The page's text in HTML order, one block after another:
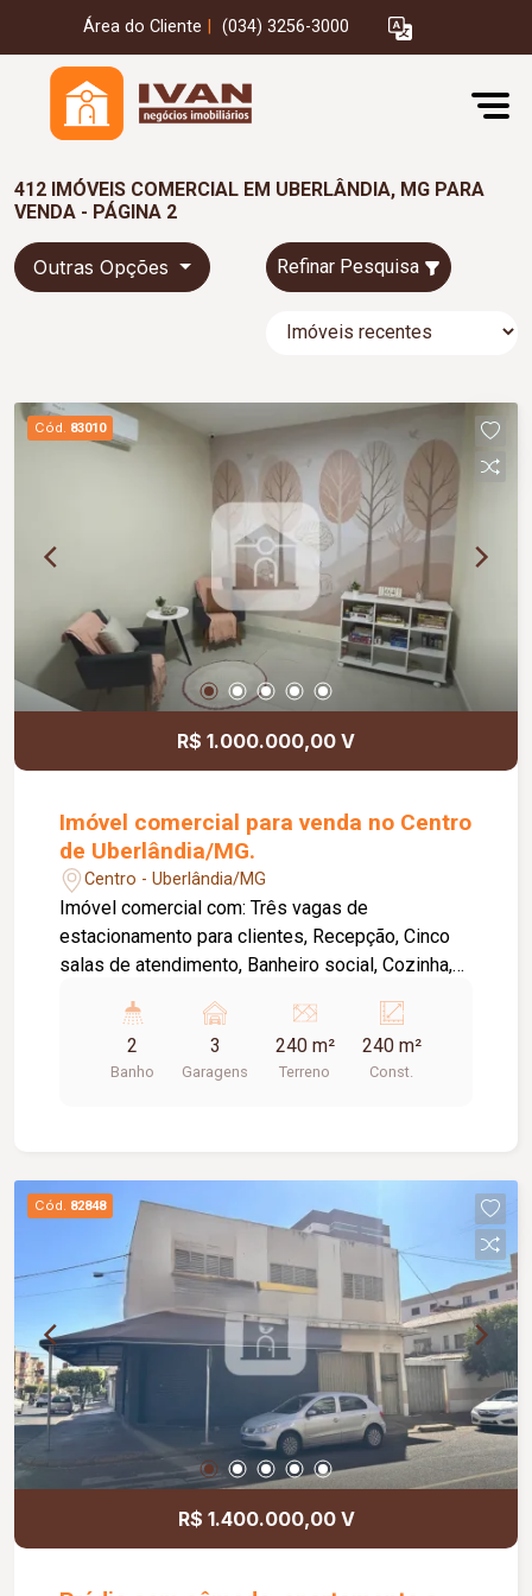
Área do Cliente (034) 3256-3000
412 IMÓVEIS COMERCIAL EM UBERLÂNDIA, MG PARA
VENDA - PÁGINA 2
Outras Opções Refinar Pesquisa
Cód. 83010
R$ 1.000.000,00 V
Imóvel comercial para venda no Centro
de Uberlândia/MG.
Centro - Uberlândia/MG
Imóvel comercial com: Três vagas de
estacionamento para clientes, Recepção, Cinco
salas de atendimento, Banheiro social, Cozinha,
Bancadas em granito, Usina solar de 2.000 Watts.
Metragem Terreno: 12,00m x 20,00m = 240,00m2.
Metragem Construção: Aproximadamente
2
Banho
3
Garagens
240 m²
Terreno
240 m²
Const.
Cód. 82848
R$ 1.400.000,00 V